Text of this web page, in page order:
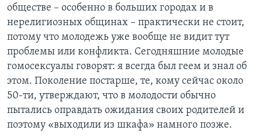
обществе – особенно в больших городах и в
нерелигиозных общинах – практически не стоит,
потому что молодежь уже вообще не видит тут
проблемы или конфликта. Сегодняшние молодые
гомосексуалы говорят: я всегда был геем и знал об
этом. Поколение постарше, те, кому сейчас около
50-ти, утверждают, что в молодости обычно
пытались оправдать ожидания своих родителей и
поэтому «выходили из шкафа» намного позже.